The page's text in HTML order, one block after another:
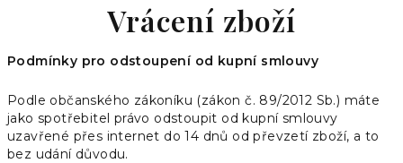
Vrácení zboží
Podmínky pro odstoupení od kupní smlouvy
Podle občanského zákoníku (zákon č. 89/2012 Sb.) máte
jako spotřebitel právo odstoupit od kupní smlouvy
uzavřené přes internet do 14 dnů od převzetí zboží, a to
bez udání důvodu.